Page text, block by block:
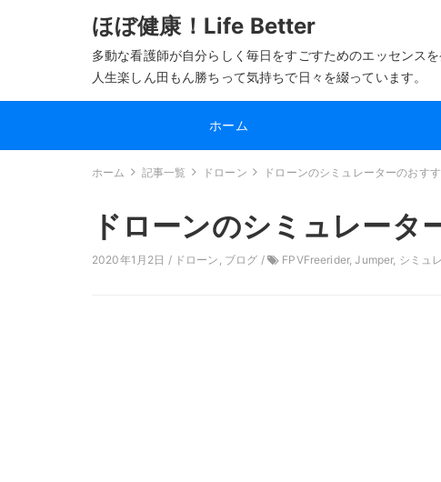
ほぼ健康！Life Better
多動な看護師が自分らしく毎日をすごすためのエッセンス
人生楽しん田もん勝ちって気持ちで日々を綴っています。
ホーム
ホーム 記事一覧 ドローン ドローンのシミュレーターのおす
ドローンのシミュレータ
2020年1月2日 / ドローン , ブログ / FPVFreerider,Jumper, シミュ